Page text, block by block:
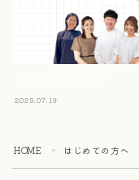
2023.07.19
HOME ＞ はじめての方へ